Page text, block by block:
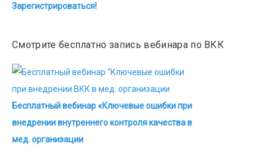
Зарегистрироваться!
Смотрите бесплатно запись вебинара по ВКК
Бесплатный вебинар «Ключевые ошибки при
внедрении внутреннего контроля качества в
мед. организации